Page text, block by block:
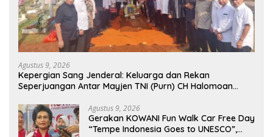
Agustus 9, 2026
Kepergian Sang Jenderal: Keluarga dan Rekan
Seperjuangan Antar Mayjen TNI (Purn) CH Halomoan
Agustus 9, 2026
Gerakan KOWANI Fun Walk Car Free Day
“Tempe Indonesia Goes to UNESCO”,